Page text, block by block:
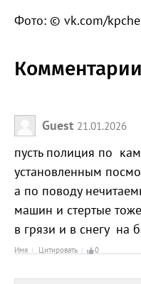
Фото: © vk.com/
Комментарии
Guest 21.01.2026
пусть полиция по
установленным
а по поводу
машин и стертые
в грязи и в снегу на
Имя Цитировать 0